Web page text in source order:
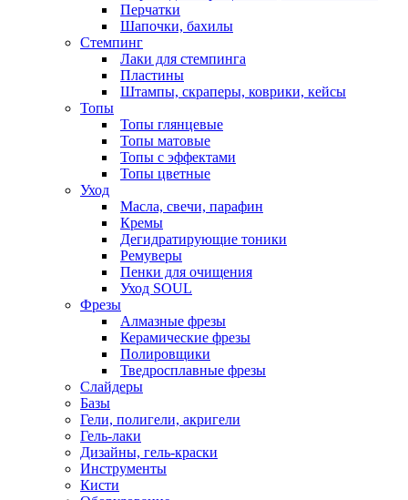
Перчатки
Шапочки, бахилы
Стемпинг
Лаки для стемпинга
Пластины
Штампы, скраперы, коврики, кейсы
Топы
Топы глянцевые
Топы матовые
Топы с эффектами
Топы цветные
Уход
Масла, свечи, парафин
Кремы
Дегидратирующие тоники
Ремуверы
Пенки для очищения
Уход SOUL
Фрезы
Алмазные фрезы
Керамические фрезы
Полировщики
Тведросплавные фрезы
Слайдеры
Базы
Гели, полигели, акригели
Гель-лаки
Дизайны, гель-краски
Инструменты
Кисти